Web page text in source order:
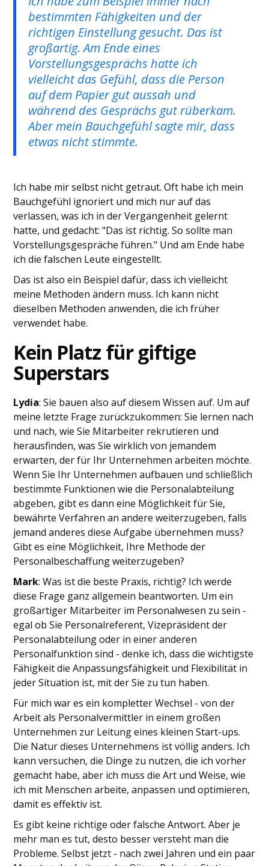
bestimmten Fähigkeiten und der
richtigen Einstellung gesucht. Das ist
großartig. Am Ende eines
Vorstellungsgesprächs hatte ich
vielleicht das Gefühl, dass die Person
auf dem Papier gut aussah und
während des Gesprächs gut rüberkam.
Aber mein Bauchgefühl sagte mir, dass
etwas nicht stimmte.
Ich habe mir selbst nicht getraut. Oft habe ich mein
Bauchgefühl ignoriert und mich nur auf das
verlassen, was ich in der Vergangenheit gelernt
hatte, und gedacht: "Das ist richtig. So sollte man
Vorstellungsgespräche führen." Und am Ende habe
ich die falschen Leute eingestellt.
Das ist also ein Beispiel dafür, dass ich vielleicht
meine Methoden ändern muss. Ich kann nicht
dieselben Methoden anwenden, die ich früher
verwendet habe.
Kein Platz für giftige
Superstars
Lydia: Sie bauen also auf diesem Wissen auf. Um auf
meine letzte Frage zurückzukommen: Sie lernen nach
und nach, wie Sie Mitarbeiter rekrutieren und
herausfinden, was Sie wirklich von jemandem
erwarten, der für Ihr Unternehmen arbeiten möchte.
Wenn Sie Ihr Unternehmen aufbauen und schließlich
bestimmte Funktionen wie die Personalabteilung
abgeben, gibt es dann eine Möglichkeit für Sie,
bewährte Verfahren an andere weiterzugeben, falls
jemand anderes diese Aufgabe übernehmen muss?
Gibt es eine Möglichkeit, Ihre Methode der
Personalbeschaffung weiterzugeben?
Mark: Was ist die beste Praxis, richtig? Ich werde
diese Frage ganz allgemein beantworten. Um ein
großartiger Mitarbeiter im Personalwesen zu sein -
egal ob Sie Personalreferent, Vizepräsident der
Personalabteilung oder in einer anderen
Personalfunktion sind - denke ich, dass die wichtigste
Fähigkeit die Anpassungsfähigkeit und Flexibilität in
jeder Situation ist, mit der Sie zu tun haben.
Für mich war es ein kompletter Wechsel - von der
Arbeit als Personalvermittler in einem großen
Unternehmen zur Leitung eines kleinen Start-ups.
Die Natur dieses Unternehmens ist völlig anders. Ich
kann versuchen, die Dinge zu nutzen, die ich vorher
gemacht habe, aber ich muss die Art und Weise, wie
ich mit Menschen arbeite, anpassen und optimieren,
damit es effektiv ist.
Es gibt keine richtige oder falsche Antwort. Aber je
mehr man es tut, desto besser versteht man die
Probleme. Selbst jetzt - nach zwei Jahren und ein paar